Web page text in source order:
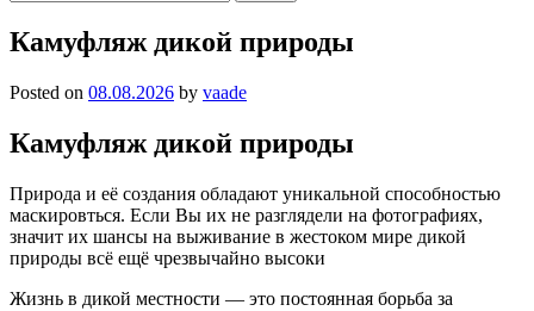
Камуфляж дикой природы
Posted on 08.08.2026 by vaade
Камуфляж дикой природы
Природа и её создания обладают уникальной способностью
маскировться. Если Вы их не разглядели на фотографиях,
значит их шансы на выживание в жестоком мире дикой
природы всё ещё чрезвычайно высоки
Жизнь в дикой местности — это постоянная борьба за